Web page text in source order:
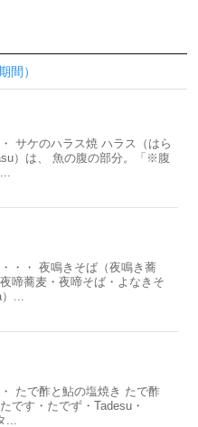
間）
サケのハラス焼 ハラス（はら
）は、 魚の腹の部分。「※腹
・・ 夜鳴きそば（夜鳴き蕎
啼蕎麦・夜啼そば・よなきそ
...
たで酢と鮎の塩焼き たで酢
です・たでず・Tadesu・
...